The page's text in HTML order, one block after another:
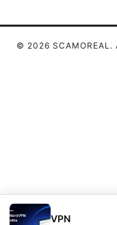
VPN
© 2026 SCAMOREAL.